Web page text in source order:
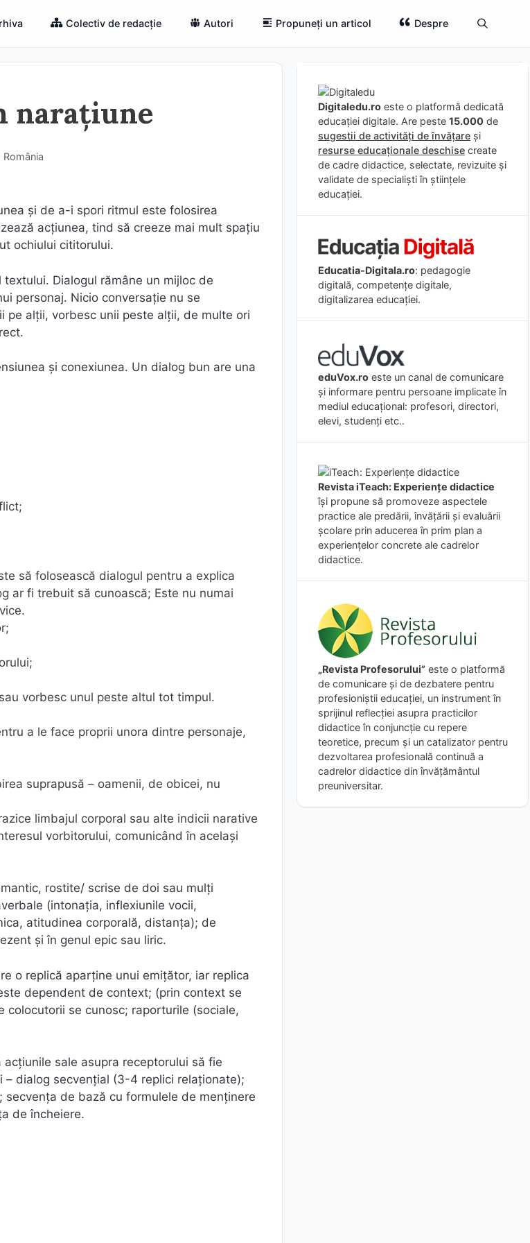
Colectiv de redacție Autori Propuneți un articol Despre
narațiune
și de a-i spori ritmul este folosirea
acțiunea, tind să creeze mai mult spațiu
ochiului cititorului.
Dialogul rămâne un mijloc de
personaj. Nicio conversație nu se
pe alții, vorbesc unii peste alții, de multe ori
și conexiunea. Un dialog bun are una
să folosească dialogul pentru a explica
ar fi trebuit să cunoască; Este nu numai
vorbesc unul peste altul tot timpul.
a le face proprii unora dintre personaje,
suprapusă – oamenii, de obicei, nu
limbajul corporal sau alte indicii narative
vorbitorului, comunicând în același
rostite/ scrise de doi sau mulţi
(intonaţia, inflexiunile vocii,
atitudinea corporală, distanţa); de
şi în genul epic sau liric.
o replică aparţine unui emiţător, iar replica
dependent de context; (prin context se
colocutorii se cunosc; raporturile (sociale,
sale asupra receptorului să fie
dialog secvenţial (3-4 replici relaţionate);
de bază cu formulele de menţinere
de încheiere.
Digitaledu.ro este o platformă dedicată
educației digitale. Are peste 15.000 de
sugestii de activități de învățare și
resurse educaționale deschise create
de cadre didactice, selectate, revizuite și
validate de specialiști în științele
educației.
Educatia-Digitala.ro: pedagogie
digitală, competențe digitale,
digitalizarea educației.
eduVox.ro este un canal de comunicare
și informare pentru persoane implicate în
mediul educațional: profesori, directori,
elevi, studenți etc..
Revista iTeach: Experienţe didactice
îşi propune să promoveze aspectele
practice ale predării, învăţării şi evaluării
şcolare prin aducerea în prim plan a
experienţelor concrete ale cadrelor
didactice.
„Revista Profesorului” este o platformă
de comunicare și de dezbatere pentru
profesioniștii educației, un instrument în
sprijinul reflecției asupra practicilor
didactice în conjuncție cu repere
teoretice, precum și un catalizator pentru
dezvoltarea profesională continuă a
cadrelor didactice din învățământul
preuniversitar.